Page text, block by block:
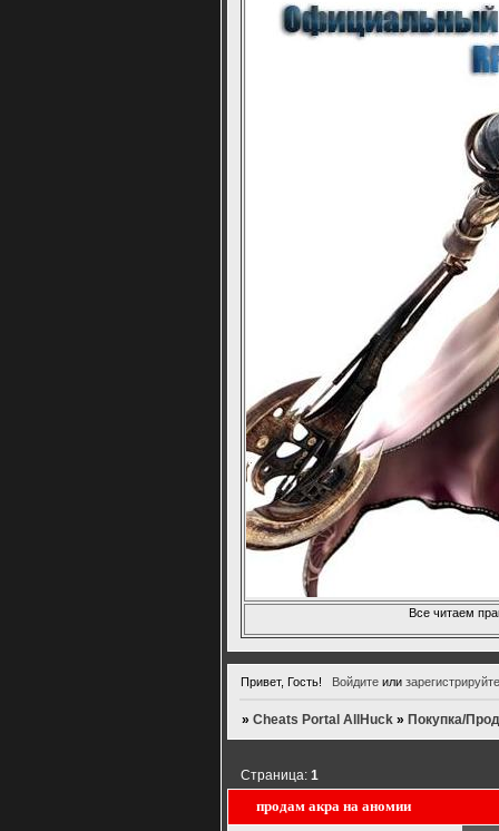
Все читаем
Привет, Гость! Войдитеили
»Cheats Portal AllHuck » Покупка/
продам акра на аномии
Страница:1